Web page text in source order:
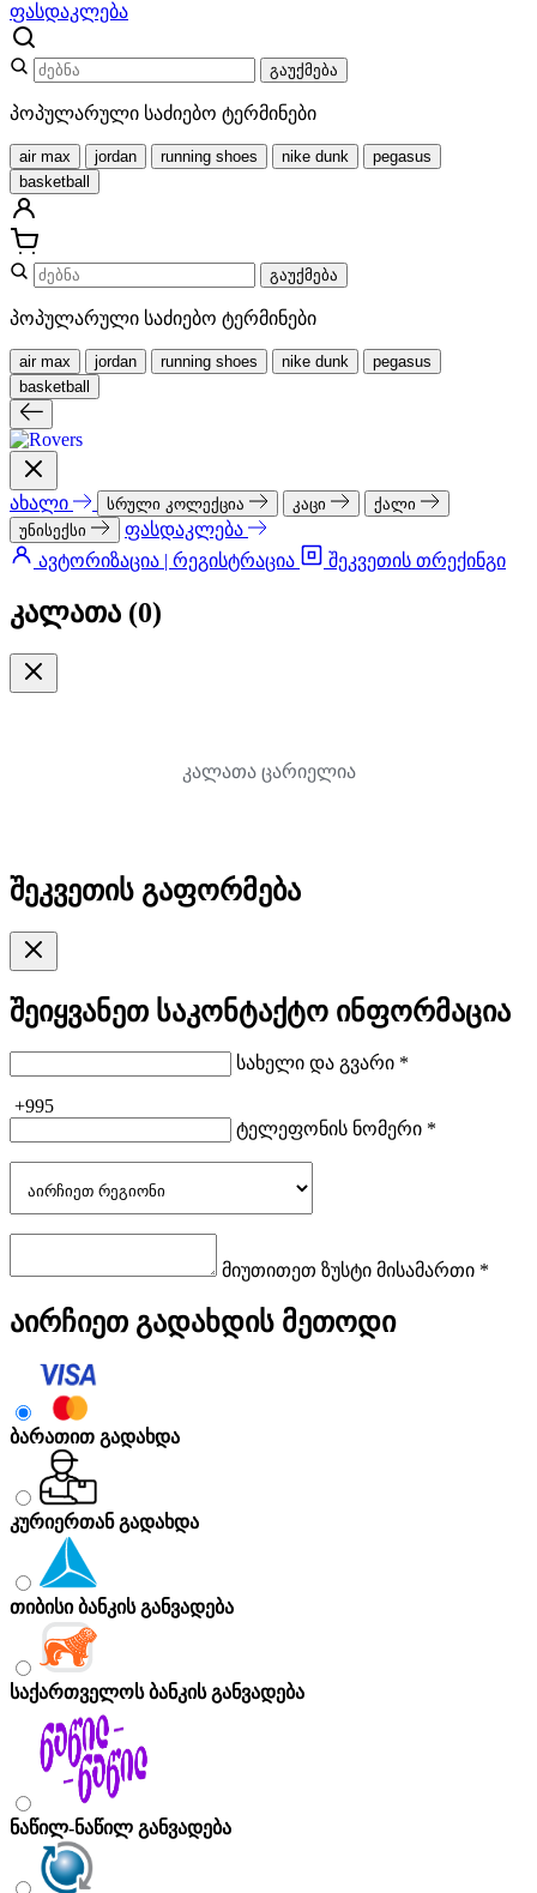
ფასდაკლება
გაუქმება
პოპულარული საძიებო ტერმინები
air max jordan running shoes nike dunk
pegasus
basketball
გაუქმება
პოპულარული საძიებო ტერმინები
air max jordan running shoes nike dunk
pegasus
basketball
ახალი სრული კოლექცია კაცი
ქალი
უნისექსი
ფასდაკლება
ავტორიზაცია | რეგისტრაცია
შეკვეთის თრექინგი
კალათა (0)
კალათა ცარიელია
შეკვეთის გაფორმება
შეიყვანეთ საკონტაქტო ინფორმაცია
სახელი და გვარი *
+995
ტელეფონის ნომერი *
მიუთითეთ ზუსტი მისამართი *
აირჩიეთ გადახდის მეთოდი
ბარათით გადახდა
კურიერთან გადახდა
თიბისი ბანკის განვადება
საქართველოს ბანკის განვადება
ნაწილ-ნაწილ განვადება